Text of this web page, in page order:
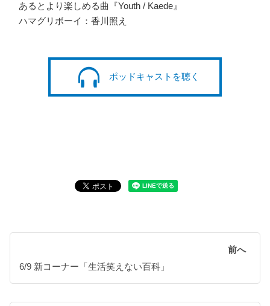
あるとより楽しめる曲『Youth / Kaede』
ハマグリボーイ：香川照え
ポッドキャストを聴く
前へ
6/9 新コーナー「生活笑えない百科」